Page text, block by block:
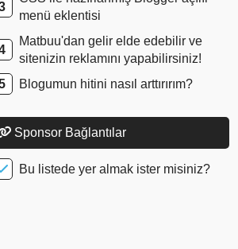
menü eklentisi
Matbuu'dan gelir elde edebilir ve
sitenizin reklamını yapabilirsiniz!
Blogumun hitini nasıl arttırırım?
Sponsor Bağlantılar
Bu listede yer almak ister misiniz?